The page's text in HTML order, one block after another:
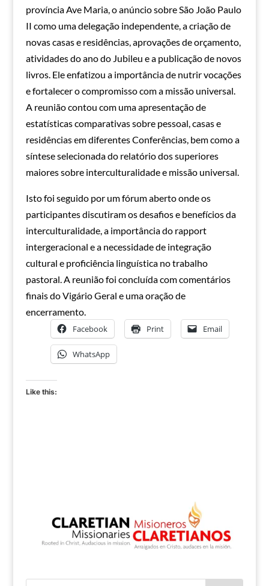
província Ave Maria, o anúncio sobre São João Paulo
II como uma delegação independente, a criação de
novas casas e residências, aprovações de orçamento,
atividades do ano do Jubileu e a publicação de novos
livros. Ele enfatizou a importância de nutrir vocações
e fortalecer o compromisso com a missão universal.
A reunião contou com uma apresentação de
estatísticas comparativas sobre pessoal, casas e
residências em diferentes Conferências, bem como a
síntese selecionada do relatório dos superiores
maiores sobre interculturalidade e missão universal.
Isto foi seguido por um fórum aberto onde os
participantes discutiram os desafios e benefícios da
interculturalidade, a importância do rapport
intergeracional e a necessidade de integração
cultural e proficiência linguística no trabalho
pastoral. A reunião foi concluída com comentários
finais do Vigário Geral e uma oração de
encerramento.
Facebook Print Email
WhatsApp
Like this: